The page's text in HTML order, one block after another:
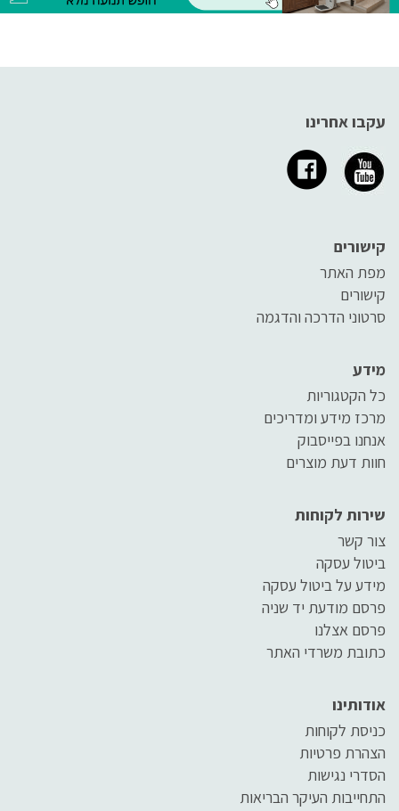
עקבו אחרינו
קישורים
מפת האתר
קישורים
סרטוני הדרכה והדגמה
מידע
כל הקטגוריות
מרכז מידע ומדריכים
אנחנו בפייסבוק
חוות דעת מוצרים
שירות לקוחות
צור קשר
ביטול עסקה
מידע על ביטול עסקה
פרסם מודעת יד שניה
פרסם אצלנו
כתובת משרדי האתר
אודותינו
כניסת לקוחות
הצהרת פרטיות
הסדרי נגישות
התחייבות העיקר הבריאות